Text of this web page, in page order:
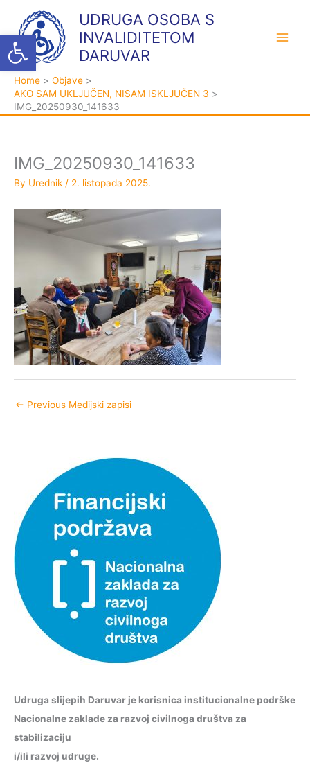
Open toolbar
content
UDRUGA OSOBA S
INVALIDITETOM
DARUVAR
Home
Objave
AKO SAM UKLJUČEN, NISAM ISKLJUČEN 3
IMG_20250930_141633
IMG_20250930_141633
By Urednik / 2. listopada 2025.
← Previous Medijski zapisi
Udruga slijepih Daruvar je korisnica institucionalne podrške
Nacionalne zaklade za razvoj civilnoga društva za
stabilizaciju
i/ili razvoj udruge.
t
e
g
o
h
i
v
a